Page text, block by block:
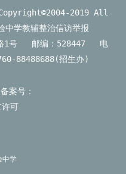
2019 All
中学教辅整治信访举报
路1号 邮编：528447 电
88488688(招生办)
案号：
许可
中学